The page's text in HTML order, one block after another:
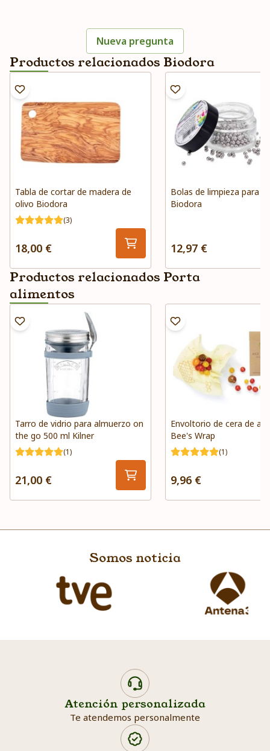
Nueva pregunta
Productos relacionados Biodora
Tabla de cortar de madera de
olivo Biodora
(3)
18,00 €
Bolas de limpieza para
Biodora
12,97 €
Productos relacionados Porta
alimentos
Tarro de vidrio para almuerzo on
the go 500 ml Kilner
(1)
21,00 €
Envoltorio de cera de
Bee's Wrap
(1)
9,96 €
Somos noticia
Atención personalizada
Te atendemos personalmente